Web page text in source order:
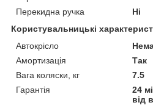
Перекидна ручка
Ні
Користувальницькі
Автокрісло
Амортизація
Так
Вага коляски, кг
7.5
Гарантія
24
від